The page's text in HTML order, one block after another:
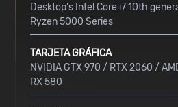
Desktop's Intel Core i7 10th
Ryzen 5000 Series
TARJETA GRÁFICA
NVIDIA GTX 970 / RTX 2060 /
RX 580